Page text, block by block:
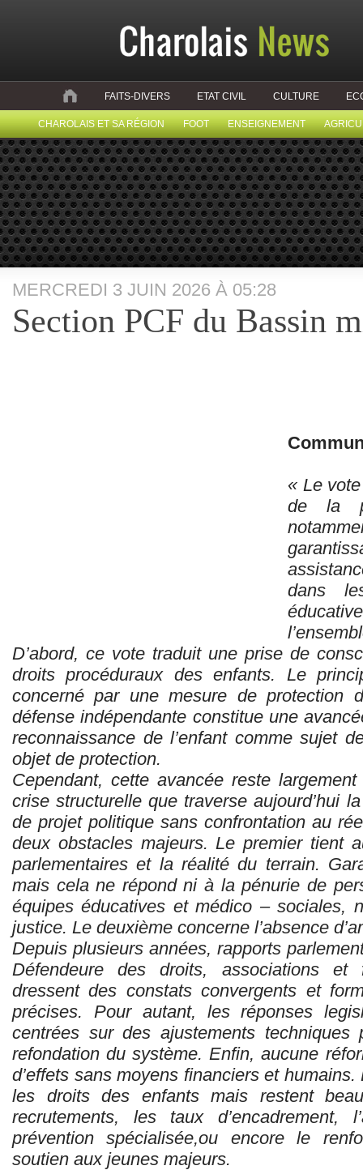
FAITS-DIVERS ETAT CIVIL CULTURE
CHAROLAIS ET SA RÉGION FOOT ENSEIGNEMENT
MERCREDI 3 JUIN 2026 À 05:28
Section PCF du Bassin
« Le
de la
dans
D’abord, ce vote traduit une prise de
droits procéduraux des enfants. Le
concerné par une mesure de protection
défense indépendante constitue une
reconnaissance de l’enfant comme sujet
objet de protection.
Cependant, cette avancée reste
crise structurelle que traverse aujourd’hui
de projet politique sans confrontation au
deux obstacles majeurs. Le premier tient
parlementaires et la réalité du terrain.
mais cela ne répond ni à la pénurie de
équipes éducatives et médico – sociales,
justice. Le deuxième concerne l’absence
Depuis plusieurs années, rapports
Défendeure des droits, associations et
dressent des constats convergents et
précises. Pour autant, les réponses
centrées sur des ajustements
refondation du système. Enfin, aucune
d’effets sans moyens financiers et
les droits des enfants mais restent
recrutements, les taux d’encadrement,
prévention spécialisée,ou encore le
soutien aux jeunes majeurs.